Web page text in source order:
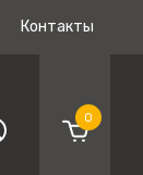
Контакты
0